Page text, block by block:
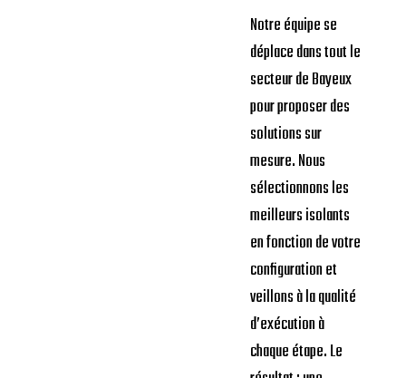
Notre équipe se
déplace dans tout le
secteur de Bayeux
pour proposer des
solutions sur
mesure. Nous
sélectionnons les
meilleurs isolants
en fonction de votre
configuration et
veillons à la qualité
d’exécution à
chaque étape. Le